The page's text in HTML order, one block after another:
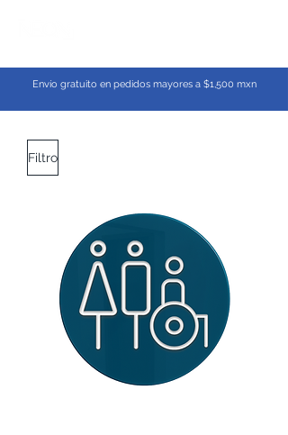
Envío gratuito en pedidos mayores a $1,500 mxn
Filtro